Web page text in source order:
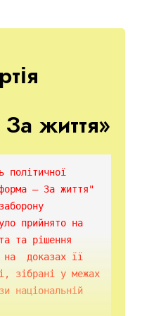
життя»
політичної
– За життя"
прийнято на
та рішення
доказах її
зібрані у межах
національній